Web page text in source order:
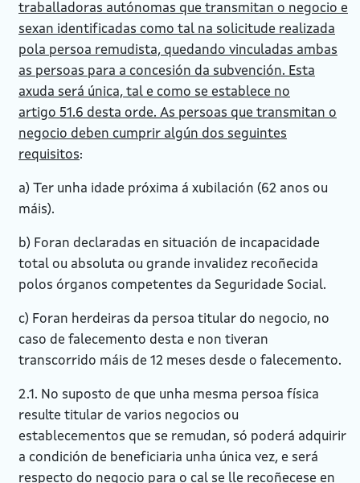
traballadoras autónomas que transmitan o negocio e
sexan identificadas como tal na solicitude realizada
pola persoa remudista, quedando vinculadas ambas
as persoas para a concesión da subvención. Esta
axuda será única, tal e como se establece no
artigo 51.6 desta orde. As persoas que transmitan o
negocio deben cumprir algún dos seguintes
requisitos:
a) Ter unha idade próxima á xubilación (62 anos ou
máis).
b) Foran declaradas en situación de incapacidade
total ou absoluta ou grande invalidez recoñecida
polos órganos competentes da Seguridade Social.
c) Foran herdeiras da persoa titular do negocio, no
caso de falecemento desta e non tiveran
transcorrido máis de 12 meses desde o falecemento.
2.1. No suposto de que unha mesma persoa física
resulte titular de varios negocios ou
establecementos que se remudan, só poderá adquirir
a condición de beneficiaria unha única vez, e será
respecto do negocio para o cal se lle recoñecese en